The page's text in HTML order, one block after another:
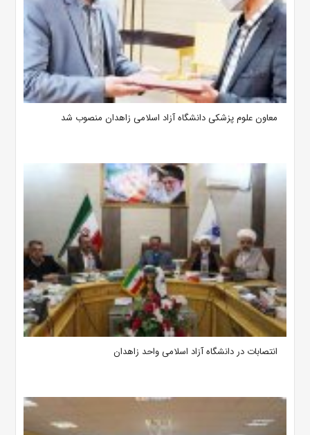
معاون علوم‌ پزشکی دانشگاه آزاد اسلامی زاهدان منصوب شد
انتصابات در دانشگاه آزاد اسلامی واحد زاهدان